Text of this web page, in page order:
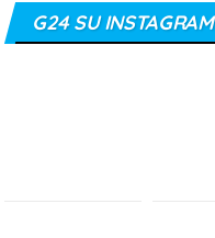
G24 SU INSTAGRAM